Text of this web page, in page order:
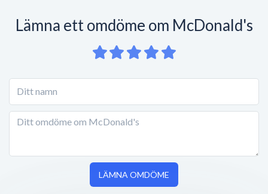
Lämna ett omdöme om McDonald's
LÄMNA OMDÖME